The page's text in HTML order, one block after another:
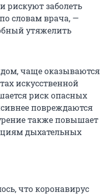
рискуют заболеть
словам врача, —
утяжелить
чаще оказываются
искусственной
риск опасных
повреждаются
также повышает
дыхательных
что коронавирус